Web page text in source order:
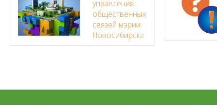
управления
общественных
связей мэрии
Новосибирска